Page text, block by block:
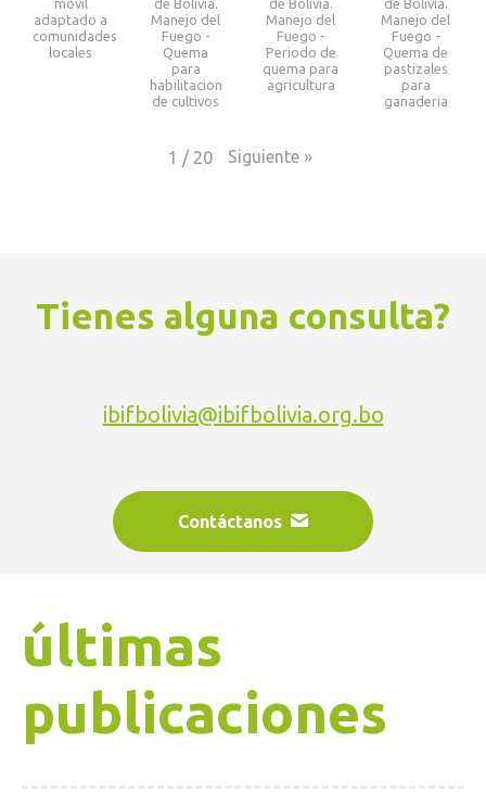
adaptado a
comunidades
locales
Manejo del
Fuego -
Quema
para
habilitacion
de cultivos
Manejo del
Fuego -
Periodo de
quema para
agricultura
Manejo del
Fuego -
Quema de
pastizales
para
ganaderia
1 / 20 Siguiente »
Tienes alguna consulta?
ibifbolivia@ibifbolivia.org.bo
Contáctanos
últimas
publicaciones